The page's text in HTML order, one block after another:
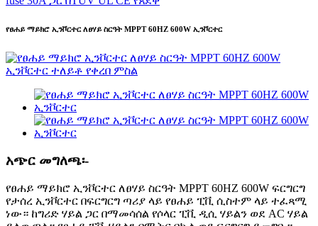
የፀሐይ ማይክሮ ኢንቮርተር ለፀሃይ ስርዓት MPPT 60HZ 600W ኢንቮርተር
አጭር መግለጫ፡-
የፀሐይ ማይክሮ ኢንቮርተር ለፀሃይ ስርዓት MPPT 60HZ 600W ፍርግርግ
የታሰረ ኢንቮርተር በፍርግርግ ጣሪያ ላይ የፀሐይ ፒቪ ሲስተም ላይ ተፈጻሚ
ነው። ከግሪድ ሃይል ጋር በማመሳሰል የሶላር ፒቪ ዲሲ ሃይልን ወደ AC ሃይል